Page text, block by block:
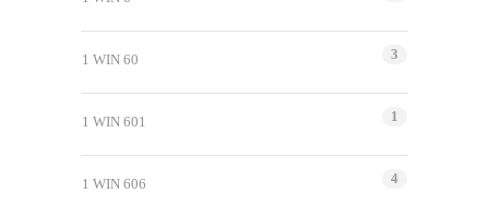
1 WIN 60 3
1 WIN 601 1
1 WIN 606 4